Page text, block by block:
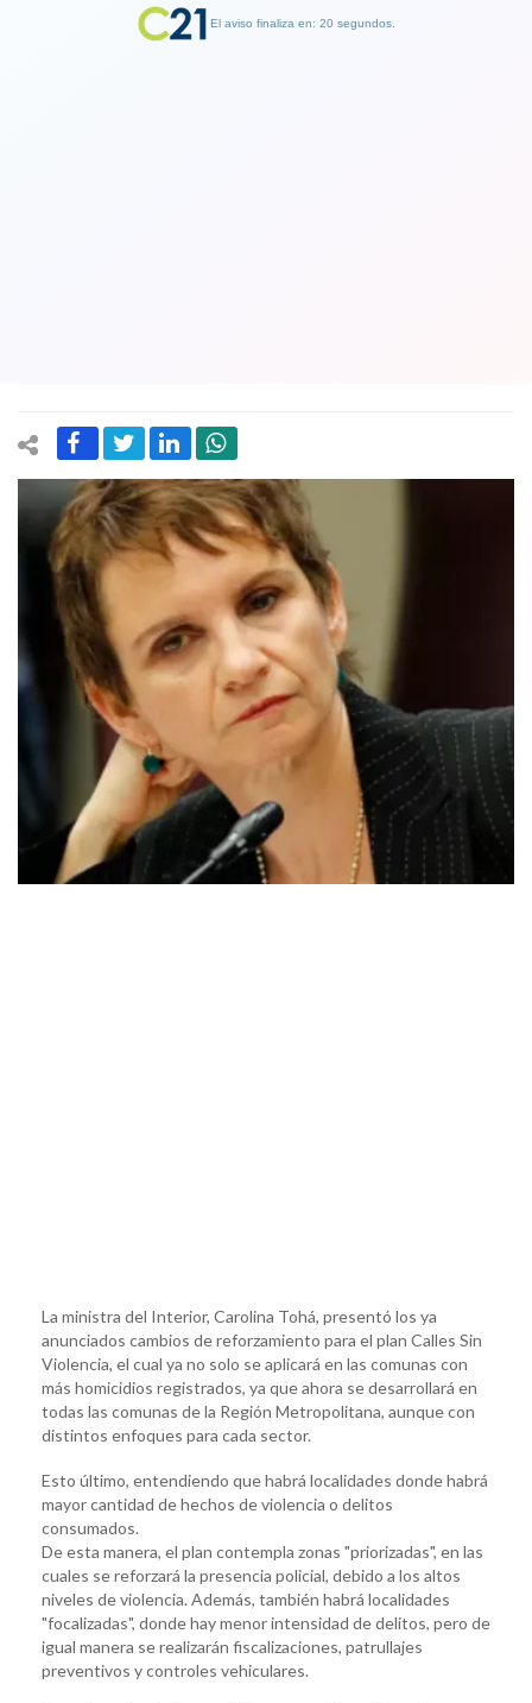
La ministra del Interior, Carolina Tohá, presentó los ya
anunciados cambios de reforzamiento para el plan Calles Sin
Violencia, el cual ya no solo se aplicará en las comunas con
más homicidios registrados, ya que ahora se desarrollará en
todas las comunas de la Región Metropolitana, aunque con
distintos enfoques para cada sector.
Esto último, entendiendo que habrá localidades donde habrá
mayor cantidad de hechos de violencia o delitos
consumados.
De esta manera, el plan contempla zonas "priorizadas", en las
cuales se reforzará la presencia policial, debido a los altos
niveles de violencia. Además, también habrá localidades
"focalizadas", donde hay menor intensidad de delitos, pero de
igual manera se realizarán fiscalizaciones, patrullajes
preventivos y controles vehiculares.
El aviso finaliza en: 19 segundos.